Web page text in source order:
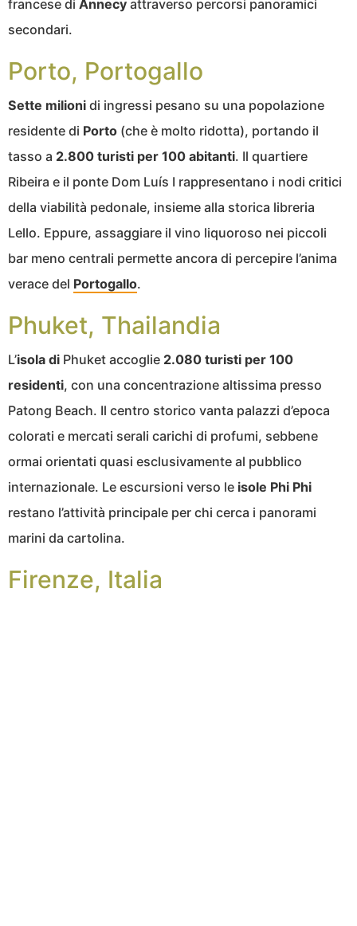
francese di Annecy attraverso percorsi panoramici
secondari.
Porto, Portogallo
Sette milioni di ingressi pesano su una popolazione
residente di Porto (che è molto ridotta), portando il
tasso a 2.800 turisti per 100 abitanti. Il quartiere
Ribeira e il ponte Dom Luís I rappresentano i nodi critici
della viabilità pedonale, insieme alla storica libreria
Lello. Eppure, assaggiare il vino liquoroso nei piccoli
bar meno centrali permette ancora di percepire l’anima
verace del Portogallo.
Phuket, Thailandia
L’isola di Phuket accoglie 2.080 turisti per 100
residenti, con una concentrazione altissima presso
Patong Beach. Il centro storico vanta palazzi d’epoca
colorati e mercati serali carichi di profumi, sebbene
ormai orientati quasi esclusivamente al pubblico
internazionale. Le escursioni verso le isole Phi Phi
restano l’attività principale per chi cerca i panorami
marini da cartolina.
Firenze, Italia